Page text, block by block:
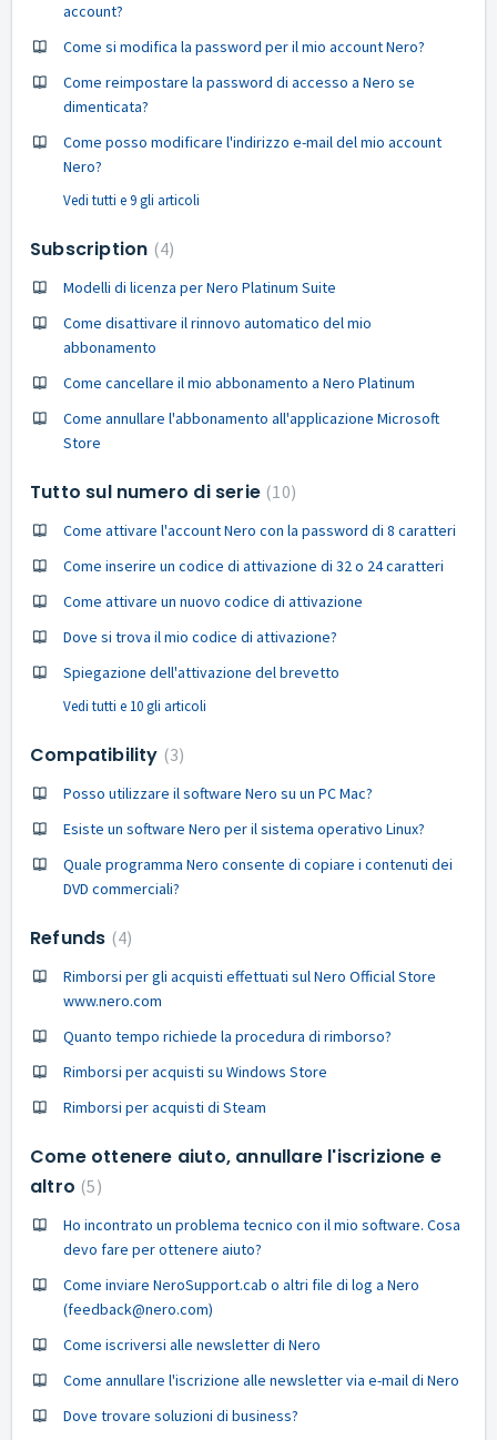
account?
Come si modifica la password per il mio account Nero?
Come reimpostare la password di accesso a Nero se
dimenticata?
Come posso modificare l'indirizzo e-mail del mio account
Nero?
Vedi tutti e 9 gli articoli
Subscription 4
Modelli di licenza per Nero Platinum Suite
Come disattivare il rinnovo automatico del mio
abbonamento
Come cancellare il mio abbonamento a Nero Platinum
Come annullare l'abbonamento all'applicazione Microsoft
Store
Tutto sul numero di serie 10
Come attivare l'account Nero con la password di 8 caratteri
Come inserire un codice di attivazione di 32 o 24 caratteri
Come attivare un nuovo codice di attivazione
Dove si trova il mio codice di attivazione?
Spiegazione dell'attivazione del brevetto
Vedi tutti e 10 gli articoli
Compatibility 3
Posso utilizzare il software Nero su un PC Mac?
Esiste un software Nero per il sistema operativo Linux?
Quale programma Nero consente di copiare i contenuti dei
DVD commerciali?
Refunds 4
Rimborsi per gli acquisti effettuati sul Nero Official Store
www.nero.com
Quanto tempo richiede la procedura di rimborso?
Rimborsi per acquisti su Windows Store
Rimborsi per acquisti di Steam
Come ottenere aiuto, annullare l'iscrizione e
altro 5
Ho incontrato un problema tecnico con il mio software. Cosa
devo fare per ottenere aiuto?
Come inviare NeroSupport.cab o altri file di log a Nero
(feedback@nero.com)
Come iscriversi alle newsletter di Nero
Come annullare l'iscrizione alle newsletter via e-mail di Nero
Dove trovare soluzioni di business?